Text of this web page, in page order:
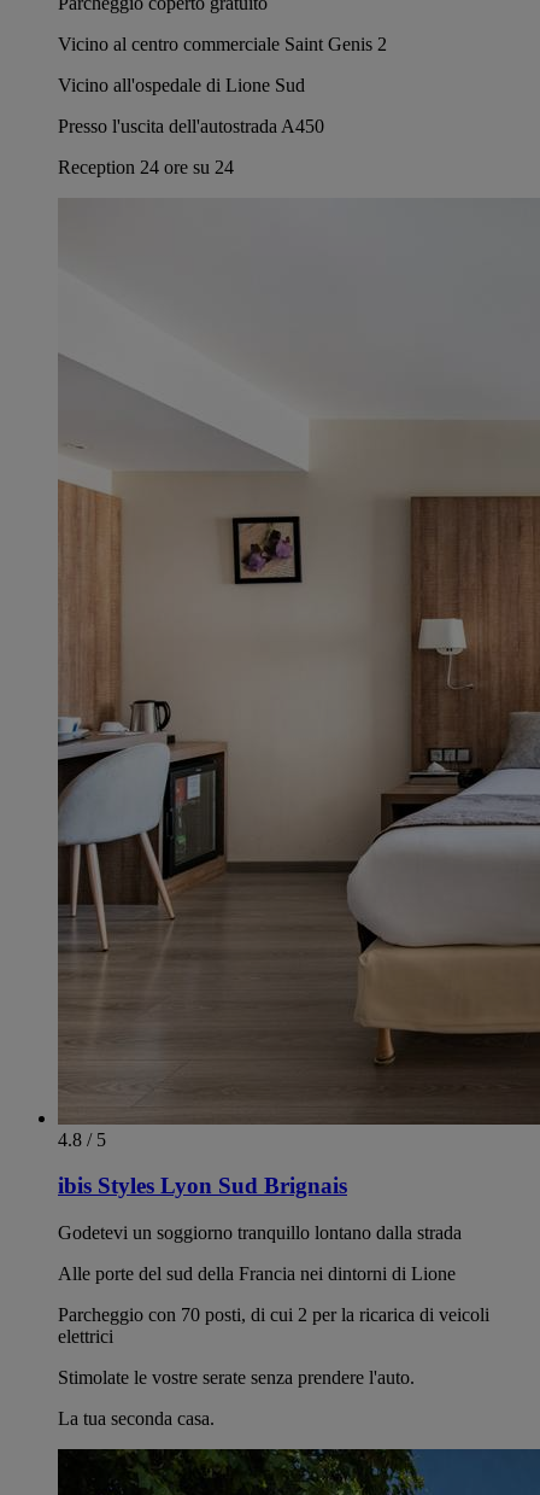
Vicino al centro commerciale Saint Genis 2
Vicino all'ospedale di Lione Sud
Presso l'uscita dell'autostrada A450
Reception 24 ore su 24
4.8 / 5
ibis Styles Lyon Sud Brignais
Godetevi un soggiorno tranquillo lontano dalla strada
Alle porte del sud della Francia nei dintorni di Lione
Parcheggio con 70 posti, di cui 2 per la ricarica di veicoli
elettrici
Stimolate le vostre serate senza prendere l'auto.
La tua seconda casa.